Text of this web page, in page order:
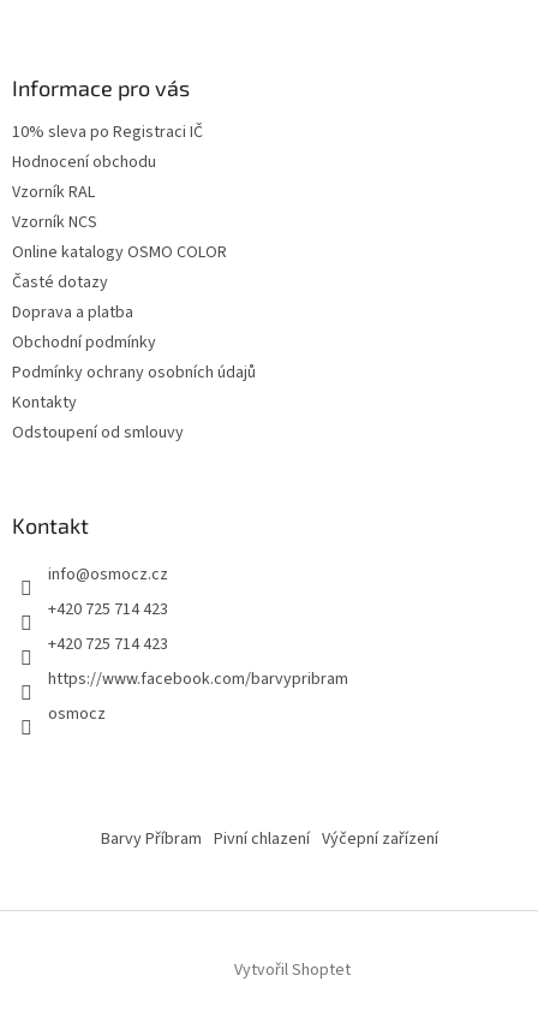
Informace pro vás
10% sleva po Registraci IČ
Hodnocení obchodu
Vzorník RAL
Vzorník NCS
Online katalogy OSMO COLOR
Časté dotazy
Doprava a platba
Obchodní podmínky
Podmínky ochrany osobních údajů
Kontakty
Odstoupení od smlouvy
Kontakt
info@osmocz.cz
+420 725 714 423
+420 725 714 423
https://www.facebook.com/barvypribram
osmocz
Barvy Příbram Pivní chlazení Výčepní zařízení
Vytvořil Shoptet